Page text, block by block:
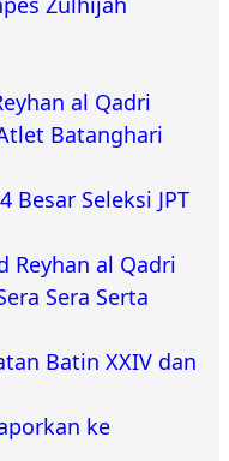
al Qadri
Batanghari
Besar Seleksi JPT
Reyhan al Qadri
Sera Serta
Batin XXIV dan
ke